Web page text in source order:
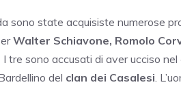
sono state acquisiste numerose
Walter Schiavone, Romolo
tre sono accusati di aver ucciso nel
del clan dei Casalesi.